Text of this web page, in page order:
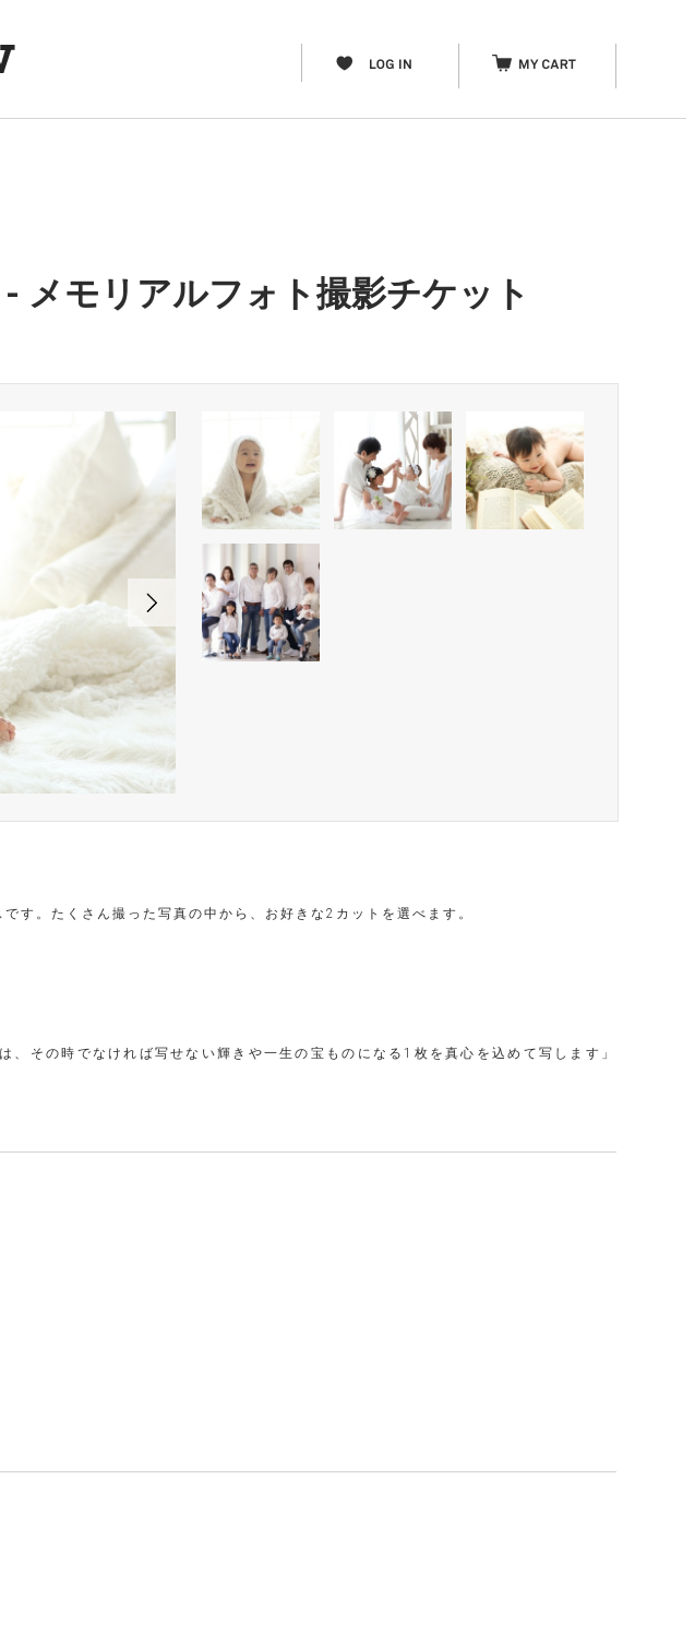
メモリアルフォト撮影チケット
す。たくさん撮った写真の中から、お好きな2カットを選べます。
、その時でなければ写せない輝きや一生の宝ものになる1枚を真心を込めて写します」